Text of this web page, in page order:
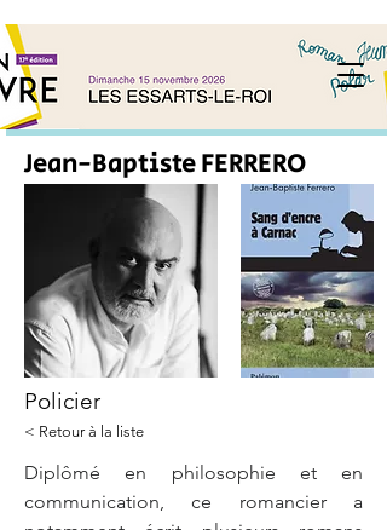
Jean-Baptiste FERRERO
Policier
< Retour à la liste
Diplômé en philosophie et en
communication, ce romancier a